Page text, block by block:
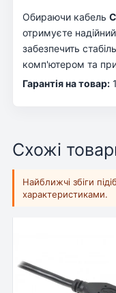
Обираючи кабель
отримуєте
забезпечить
комп'ютером та
Гарантія на товар:
Схожі
Найближчі збіги
характеристиками.